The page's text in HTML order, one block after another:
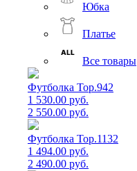
Юбка
Платье
Все товары
Футболка Top.942
1 530.00 руб.
2 550.00 руб.
Футболка Top.1132
1 494.00 руб.
2 490.00 руб.